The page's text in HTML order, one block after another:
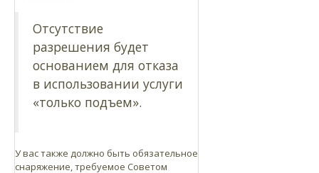
Отсутствие
разрешения будет
основанием для отказа
в использовании услуги
«только подъем».
У вас также должно быть обязательное
снаряжение, требуемое Советом